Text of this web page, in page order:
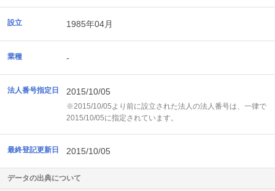
設立 1985年04月
業種 -
法人番号指定日 2015/10/05
※2015/10/05より前に設立された法人の法人番号は、一律で
2015/10/05に指定されています。
最終登記更新日 2015/10/05
データの出典について